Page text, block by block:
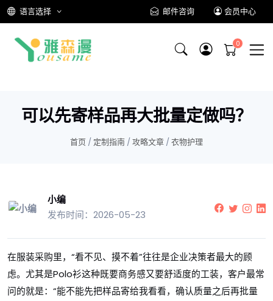
语言选择 邮件咨询 会员中心
可以先寄样品再大批量定做吗？
首页 / 定制指南 / 攻略文章 / 衣物护理
小编
发布时间：2026-05-23
在服装采购里，“看不见、摸不着”往往是企业决策者最大的顾
虑。尤其是Polo衫这种既要商务感又要舒适度的工装，客户最常
问的就是：“能不能先把样品寄给我看看，确认质量之后再批量